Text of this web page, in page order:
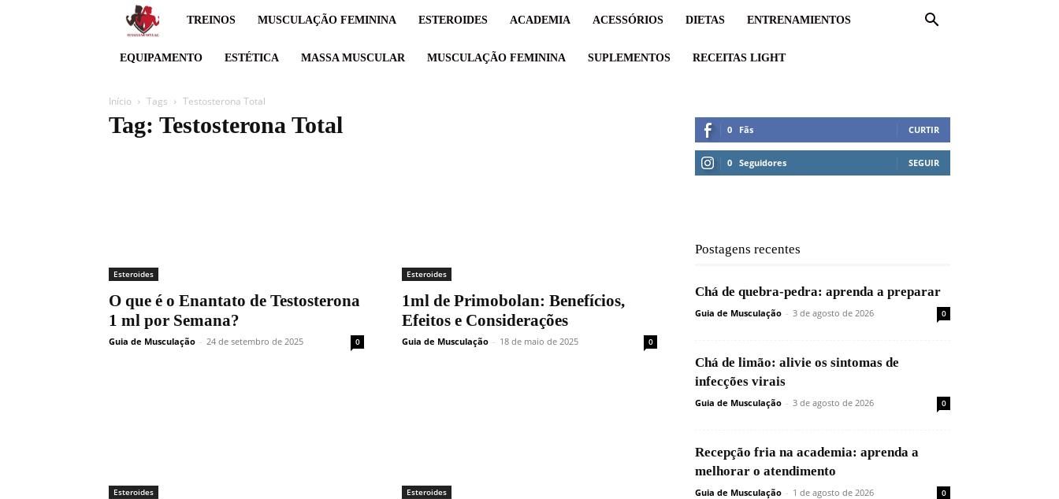
Guia
de
musculação,
Suor
TREINOS MUSCULAÇÃO FEMININA ESTEROIDES ACADEMIA ACESSÓRIOS DIETAS ENTRENAMIENTOS
EQUIPAMENTO ESTÉTICA MASSA MUSCULAR MUSCULAÇÃO FEMININA SUPLEMENTOS RECEITAS LIGHT
Início Tags Testosterona Total
Tag: Testosterona Total
Esteroides
O que é o Enantato de Testosterona
1 ml por Semana?
Guia de Musculação - 24 de setembro de 2025 0
Esteroides
1ml de Primobolan: Benefícios,
Efeitos e Considerações
Guia de Musculação - 18 de maio de 2025 0
Esteroides Esteroides
0 Fãs CURTIR
0 Seguidores SEGUIR
Postagens recentes
Chá de quebra-pedra: aprenda a preparar
Guia de Musculação - 3 de agosto de 2026 0
Chá de limão: alivie os sintomas de
infecções virais
Guia de Musculação - 3 de agosto de 2026 0
Recepção fria na academia: aprenda a
melhorar o atendimento
Guia de Musculação - 1 de agosto de 2026 0